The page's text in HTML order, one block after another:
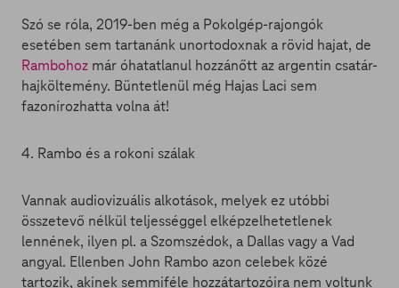
Szó se róla, 2019-ben még a Pokolgép-rajongók
esetében sem tartanánk unortodoxnak a rövid hajat, de
Rambohoz már óhatatlanul hozzánőtt az argentin csatár-
hajköltemény. Büntetlenül még Hajas Laci sem
fazonírozhatta volna át!
4. Rambo és a rokoni szálak
Vannak audiovizuális alkotások, melyek ez utóbbi
összetevő nélkül teljességgel elképzelhetetlenek
lennének, ilyen pl. a Szomszédok, a Dallas vagy a Vad
angyal. Ellenben John Rambo azon celebek közé
tartozik, akinek semmiféle hozzátartozóira nem voltunk